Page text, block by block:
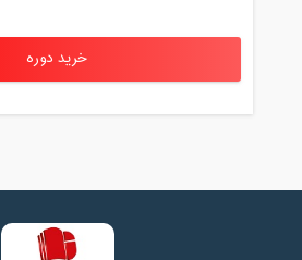
خرید دوره